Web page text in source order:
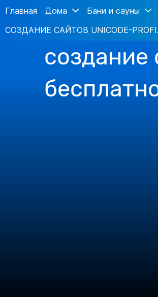
Главная Дома Бани и сауны
СОЗДАНИЕ САЙТОВ UNICODE-
создание